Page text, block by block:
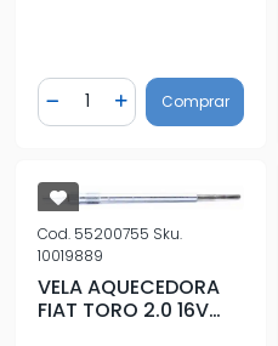
Diminuir Quantidade
Quantidade
Adicionar Quantidade
Comprar
Cod. 55200755 Sku.
10019889
VELA AQUECEDORA
FIAT TORO 2.0 16V